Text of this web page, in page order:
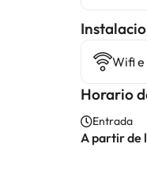
Wifi
Horario
Entrada
A partir de